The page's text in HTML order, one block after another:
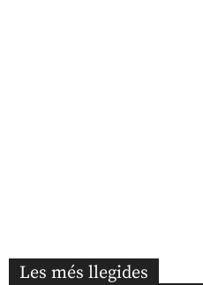
Les més llegides